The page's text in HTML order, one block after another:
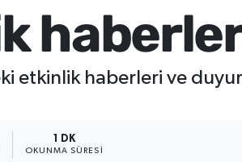
etkinlik haberleri ve
1 DK
OKUNMA SÜRESI